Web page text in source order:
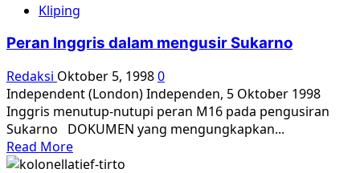
Kerangka
Korban
65
Digagalkan
Oleh
Aksi
Teror
Kliping
Peran Inggris dalam mengusir Sukarno
Redaksi Oktober 5, 19980
Independent (London) Independen, 5 Oktober 1998
Inggris menutup-nutupi peran M16 pada pengusiran
Sukarno DOKUMEN yang mengungkapkan...
Read MoreRead
more